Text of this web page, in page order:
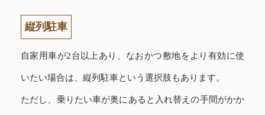
縦列駐車
自家用車が2台以上あり、なおかつ敷地をより有効に使
いたい場合は、縦列駐車という選択肢もあります。
ただし、乗りたい車が奥にあると入れ替えの手間がかか